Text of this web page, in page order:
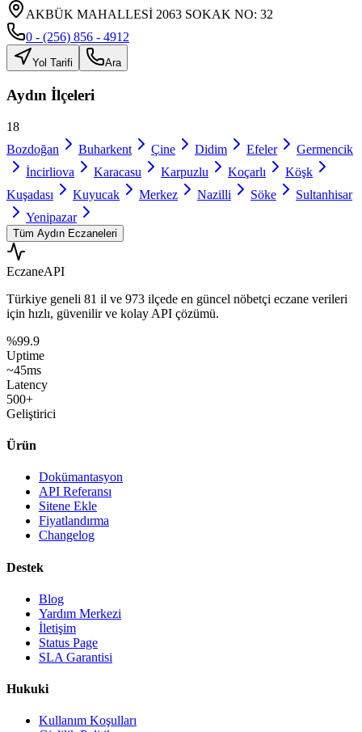
AKBÜK MAHALLESİ 2063 SOKAK NO: 32
0 - (256) 856 - 4912
Yol Tarifi Ara
Aydın İlçeleri
18
Bozdoğan
Buharkent Çine Didim Efeler
Germencik
İncirliova
Karacasu Karpuzlu Koçarlı
Köşk
Kuşadası
Kuyucak Merkez Nazilli Söke
Sultanhisar
Yenipazar
Tüm Aydın Eczaneleri
EczaneAPI
Türkiye geneli 81 il ve 973 ilçede en güncel nöbetçi eczane verileri
için hızlı, güvenilir ve kolay API çözümü.
%99.9
Uptime
~45ms
Latency
500+
Geliştirici
Ürün
Dokümantasyon
API Referansı
Sitene Ekle
Fiyatlandırma
Changelog
Destek
Blog
Yardım Merkezi
İletişim
Status Page
SLA Garantisi
Hukuki
Kullanım Koşulları